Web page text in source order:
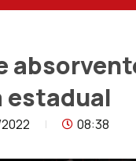
estadual
08:38